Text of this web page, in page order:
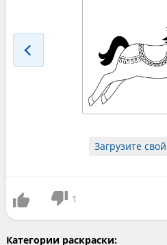
Загрузите
1
Категории раскраски: